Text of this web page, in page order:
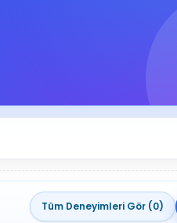
Tüm Deneyimleri Gör (0)